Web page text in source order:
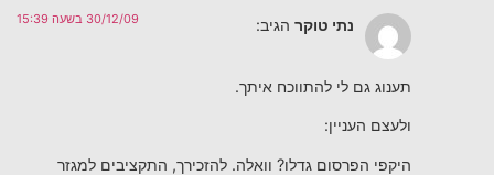
נתי טוקר הגיב: 30/12/09 בשעה 15:39
תענוג גם לי להתווכח איתך.
ולעצם העניין:
היקפי הפרסום גדלו? וואלה. להזכירך, התקציבים למגזר